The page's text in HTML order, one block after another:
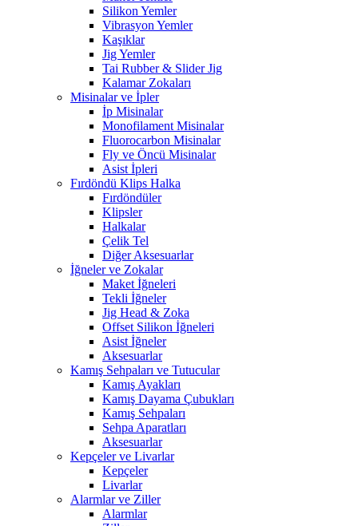
Silikon Yemler
Vibrasyon Yemler
Kaşıklar
Jig Yemler
Tai Rubber & Slider Jig
Kalamar Zokaları
Misinalar ve İpler
İp Misinalar
Monofilament Misinalar
Fluorocarbon Misinalar
Fly ve Öncü Misinalar
Asist İpleri
Fırdöndü Klips Halka
Fırdöndüler
Klipsler
Halkalar
Çelik Tel
Diğer Aksesuarlar
İğneler ve Zokalar
Maket İğneleri
Tekli İğneler
Jig Head & Zoka
Offset Silikon İğneleri
Asist İğneler
Aksesuarlar
Kamış Sehpaları ve Tutucular
Kamış Ayakları
Kamış Dayama Çubukları
Kamış Sehpaları
Sehpa Aparatları
Aksesuarlar
Kepçeler ve Livarlar
Kepçeler
Livarlar
Alarmlar ve Ziller
Alarmlar